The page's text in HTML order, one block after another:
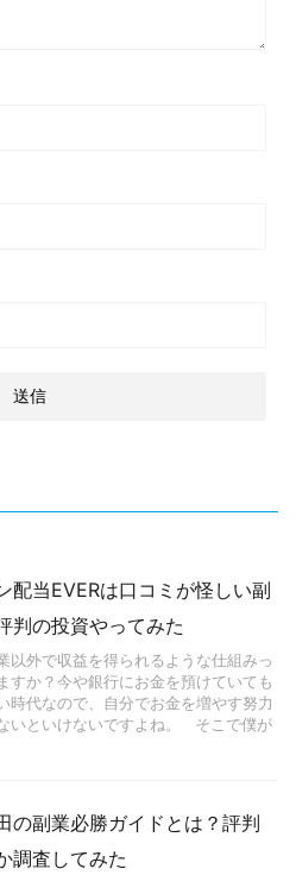
配当EVERは口コミが怪しい副
判の投資やってみた
以外で収益を得られるような仕組みっ
すか？今や銀行にお金を預けていても
時代なので、自分でお金を増やす努力
いといけないですよね。 そこで僕が
の副業必勝ガイドとは？評判
調査してみた